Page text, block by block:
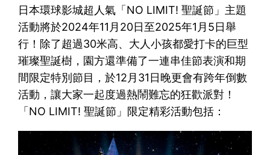
日本環球影城超人氣「NO LIMIT! 聖誕節」主題
活動將於2024年11月20日至2025年1月5日舉
行！除了超過30米高、大人小孩都愛打卡的巨型
璀璨聖誕樹，園方還準備了一連串佳節表演和期
間限定特別節目，於12月31日晚更會有跨年倒數
活動，讓大家一起度過熱鬧難忘的狂歡派對！
「NO LIMIT! 聖誕節」限定精彩活動包括：